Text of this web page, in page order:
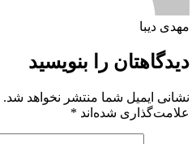
مهدی دیبا
دیدگاهتان را بنویسید
نشانی ایمیل شما منتشر نخواهد شد.
علامت‌گذاری شده‌اند *